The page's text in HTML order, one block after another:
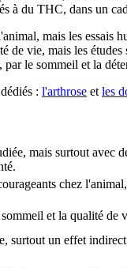
à du THC, dans un
mais les
de vie, mais les
le sommeil et la
: l'arthrose et les
mais surtout avec
chez
et la qualité de
surtout un effet